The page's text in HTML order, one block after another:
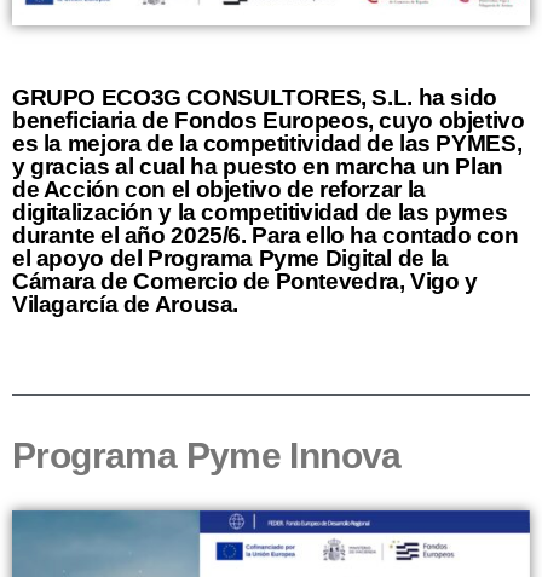
GRUPO ECO3G CONSULTORES, S.L. ha sido
beneficiaria de Fondos Europeos, cuyo objetivo
es la mejora de la competitividad de las PYMES,
y gracias al cual ha puesto en marcha un Plan
de Acción con el objetivo de reforzar la
digitalización y la competitividad de las pymes
durante el año 2025/6. Para ello ha contado con
el apoyo del Programa Pyme Digital de la
Cámara de Comercio de Pontevedra, Vigo y
Vilagarcía de Arousa.
Programa Pyme Innova